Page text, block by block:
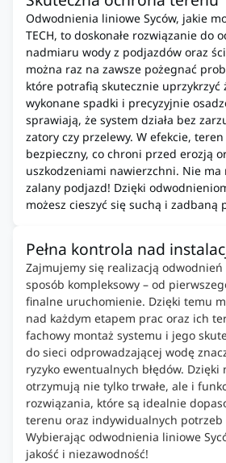
Odwodnienia liniowe Syców, jakie
TECH, to doskonałe rozwiązanie do
nadmiaru wody z podjazdów oraz
można raz na zawsze pożegnać
które potrafią skutecznie uprzykrzyć
wykonane spadki i precyzyjnie
sprawiają, że system działa bez
zatory czy przelewy. W efekcie,
bezpieczny, co chroni przed erozją
uszkodzeniami nawierzchni. Nie ma
zalany podjazd! Dzięki
możesz cieszyć się suchą i zadbaną
Pełna kontrola nad
Zajmujemy się realizacją
sposób kompleksowy – od
finalne uruchomienie. Dzięki temu
nad każdym etapem prac oraz ich
fachowy montaż systemu i jego
do sieci odprowadzającej wodę
ryzyko ewentualnych błędów. Dzięki
otrzymują nie tylko trwałe, ale i
rozwiązania, które są idealnie
terenu oraz indywidualnych potrzeb
Wybierając odwodnienia liniowe
jakość i niezawodność!